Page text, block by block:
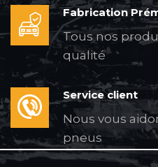
Fabrication
Tous nos
qualité
Service client
Nous vous
pneus